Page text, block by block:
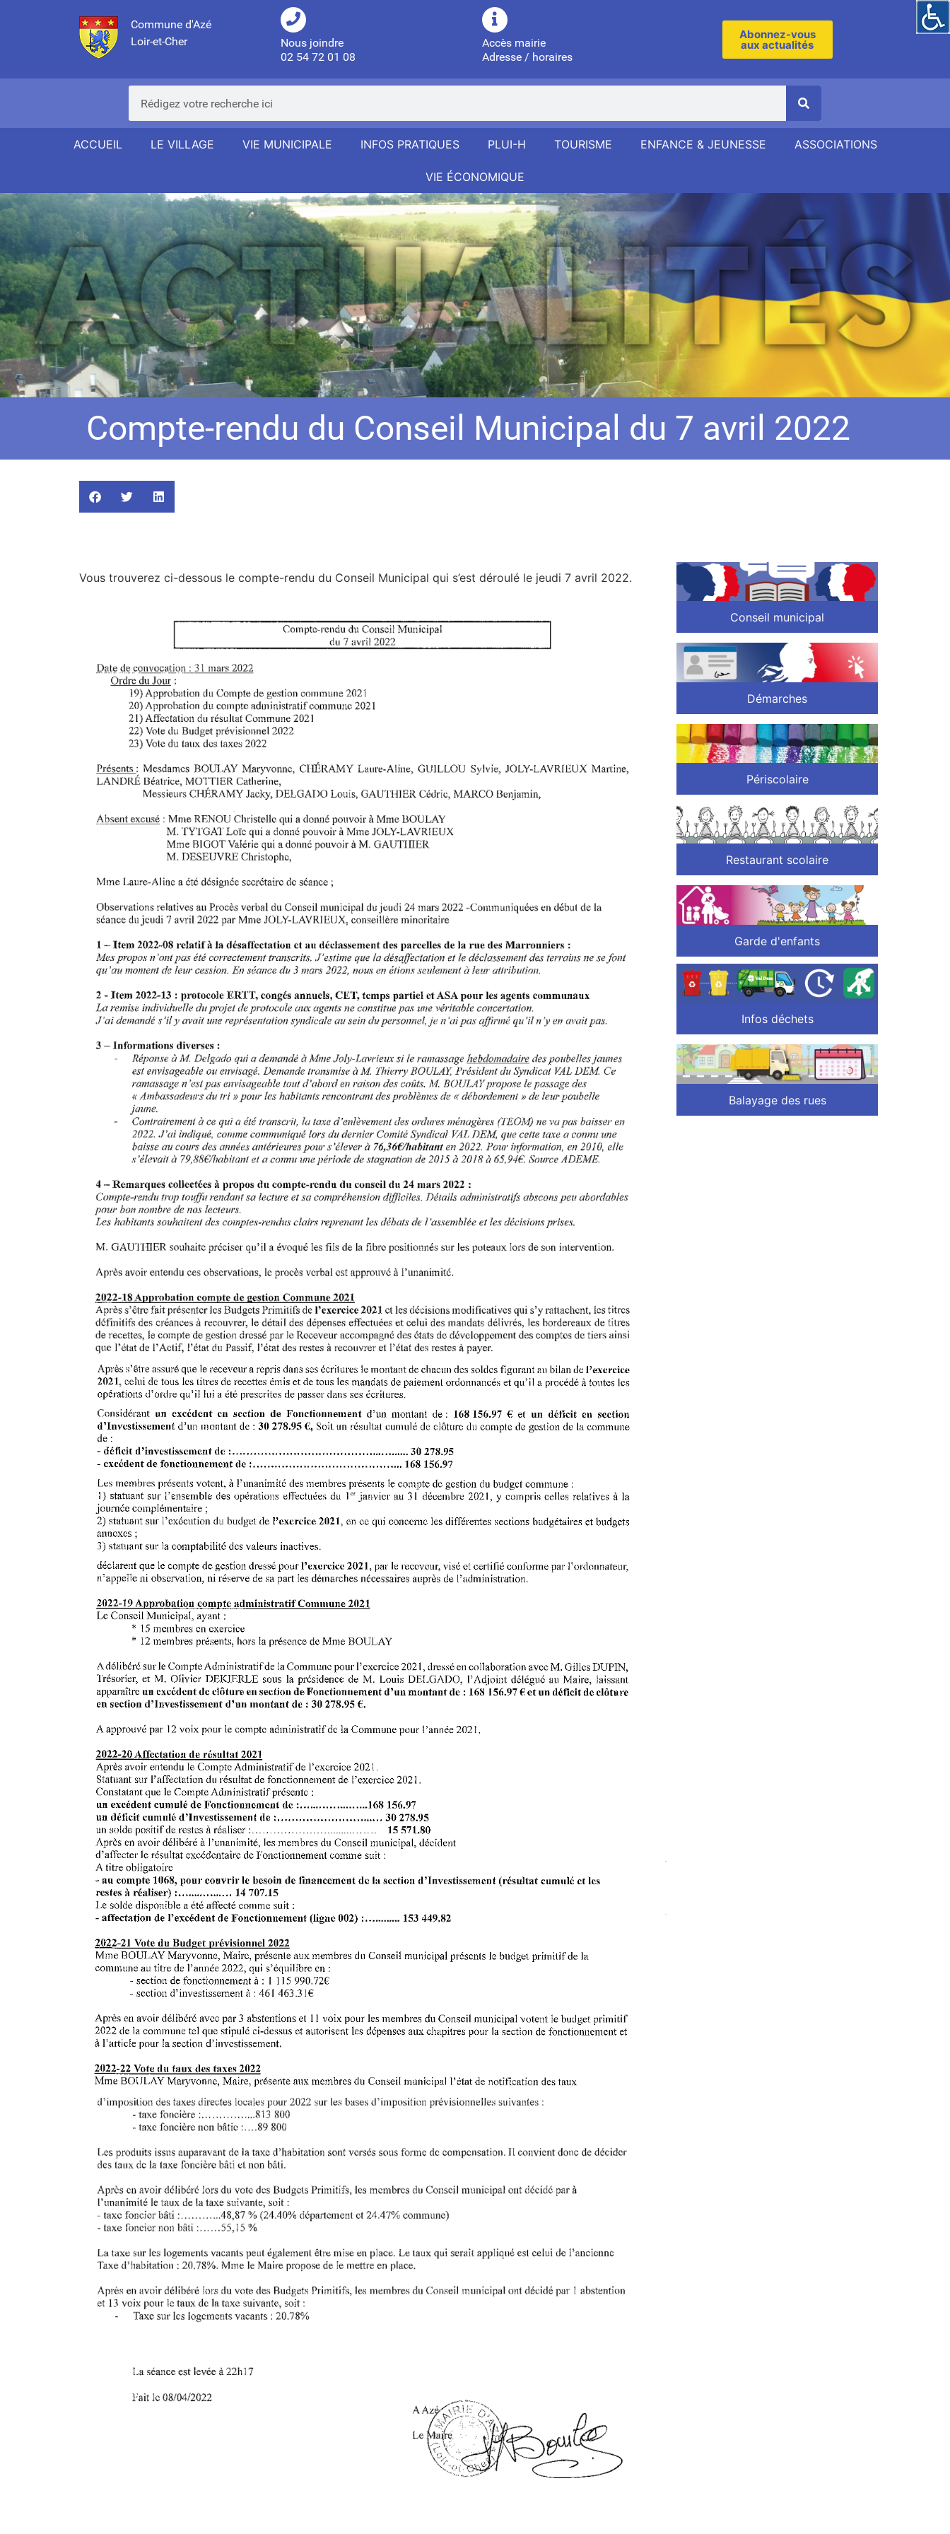
Commune d'Azé
Loir-et-Cher
Nous joindre
02 54 72 01 08
Accès mairie
Adresse / horaires
Abonnez-vous
aux actualités
ACCUEIL LE VILLAGE VIE MUNICIPALE INFOS PRATIQUES PLUI-H TOURISME ENFANCE & JEUNESSE ASSOCIATIONS
VIE ÉCONOMIQUE
Compte-rendu du Conseil Municipal du 7 avril 2022
Vous trouverez ci-dessous le compte-rendu du Conseil Municipal qui s’est déroulé le jeudi 7 avril 2022.
Conseil municipal
Démarches
Périscolaire
Restaurant scolaire
Garde d'enfants
Infos déchets
Balayage des rues